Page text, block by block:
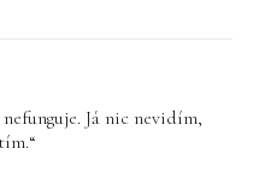
Já nic nevidím,